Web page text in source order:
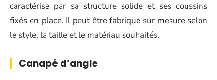
caractérise par sa structure solide et ses coussins
fixés en place. Il peut être fabriqué sur mesure selon
le style, la taille et le matériau souhaités.
Canapé d’angle